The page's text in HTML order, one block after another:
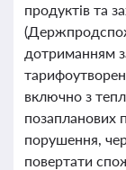
продуктів та
дотриманням
включно з
позапланових
порушення,
повертати